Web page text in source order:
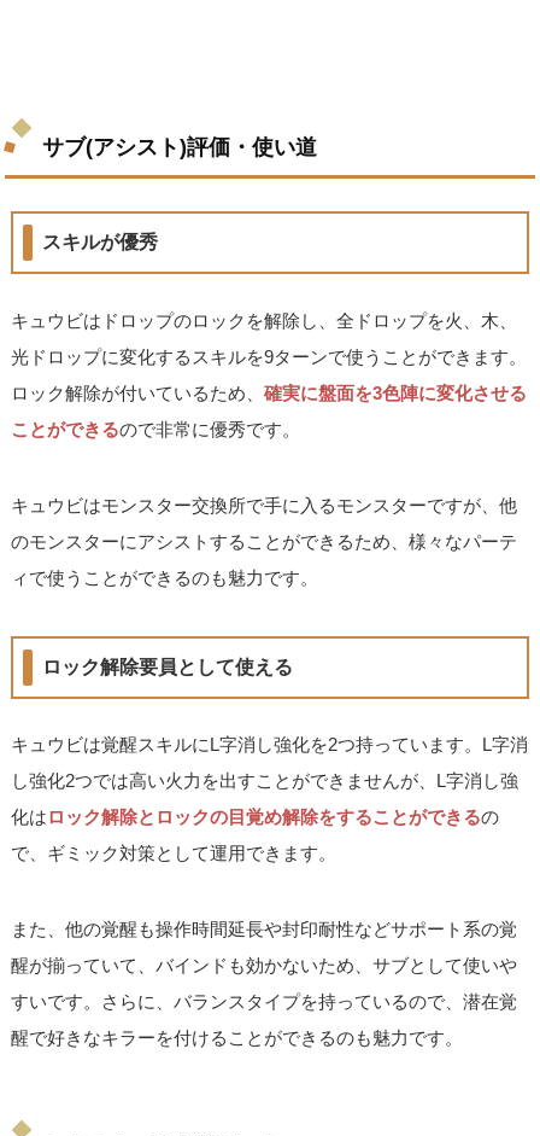
サブ(アシスト)評価・使い道
スキルが優秀
キュウビはドロップのロックを解除し、全ドロップを火、木、
光ドロップに変化するスキルを9ターンで使うことができます。
ロック解除が付いているため、確実に盤面を3色陣に変化させる
ことができるので非常に優秀です。
キュウビはモンスター交換所で手に入るモンスターですが、他
のモンスターにアシストすることができるため、様々なパーテ
ィで使うことができるのも魅力です。
ロック解除要員として使える
キュウビは覚醒スキルにL字消し強化を2つ持っています。L字消
し強化2つでは高い火力を出すことができませんが、L字消し強
化はロック解除とロックの目覚め解除をすることができるの
で、ギミック対策として運用できます。
また、他の覚醒も操作時間延長や封印耐性などサポート系の覚
醒が揃っていて、バインドも効かないため、サブとして使いや
すいです。さらに、バランスタイプを持っているので、潜在覚
醒で好きなキラーを付けることができるのも魅力です。